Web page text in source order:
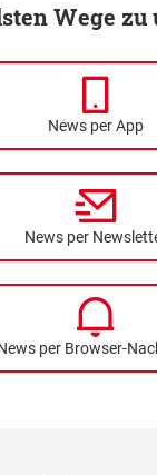
Wege zu
News per App
News per
per Browser-